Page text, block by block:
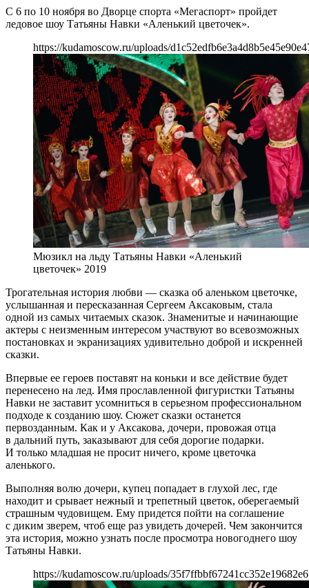
С 6 по 10 ноября во Дворце спорта «Мегаспорт» пройдет
ледовое шоу Татьяны Навки «Аленький цветочек».
https://kudamoscow.ru/uploads/
Мюзикл на льду Татьяны Навки «Аленький
цветочек» 2019
Трогательная история любви — сказка об аленьком цветочке,
услышанная и пересказанная Сергеем Аксаковым, стала
одной из самых читаемых сказок. Знаменитые и начинающие
актеры с неизменным интересом участвуют во всевозможных
постановках и экранизациях удивительно доброй и искренней
сказки.
Впервые ее героев поставят на коньки и все действие будет
перенесено на лед. Имя прославленной фигуристки Татьяны
Навки не заставит усомниться в серьезном профессиональном
подходе к созданию шоу. Сюжет сказки останется
первозданным. Как и у Аксакова, дочери, провожая отца
в дальний путь, заказывают для себя дорогие подарки.
И только младшая не просит ничего, кроме цветочка
аленького.
Выполняя волю дочери, купец попадает в глухой лес, где
находит и срывает нежный и трепетный цветок, оберегаемый
страшным чудовищем. Ему придется пойти на соглашение
с диким зверем, чтоб еще раз увидеть дочерей. Чем закончится
эта история, можно узнать после просмотра новогоднего шоу
Татьяны Навки.
https://kudamoscow.ru/uploads/